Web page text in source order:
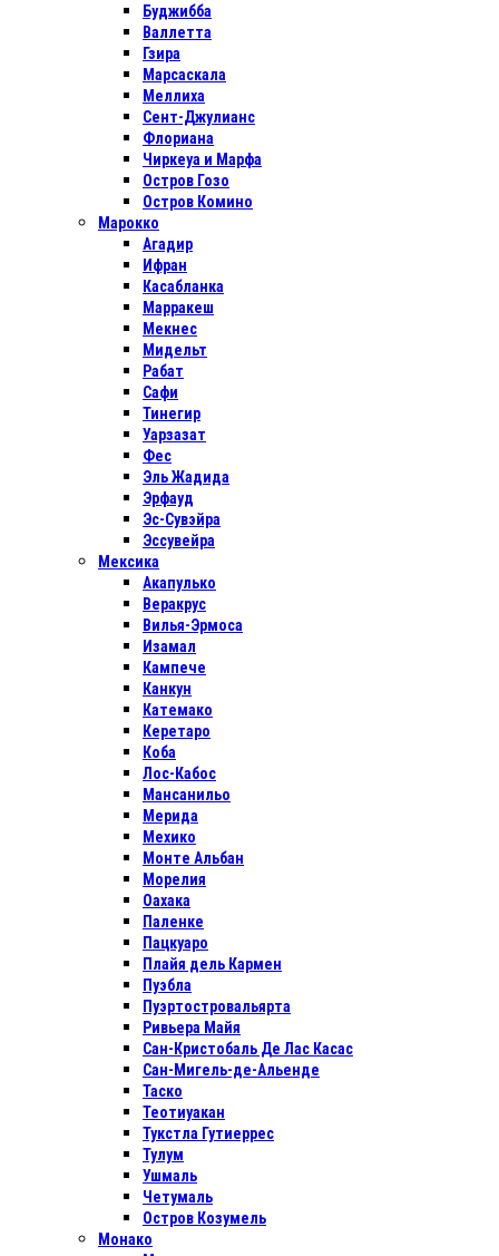
Буджибба
Валлетта
Гзира
Марсаскала
Меллиха
Сент-Джулианс
Флориана
Чиркеуа и Марфа
Остров Гозо
Остров Комино
Марокко
Агадир
Ифран
Касабланка
Марракеш
Мекнес
Мидельт
Рабат
Сафи
Тинегир
Уарзазат
Фес
Эль Жадида
Эрфауд
Эс-Сувэйра
Эссувейра
Мексика
Акапулько
Веракрус
Вилья-Эрмоса
Изамал
Кампече
Канкун
Катемако
Керетаро
Коба
Лос-Кабос
Мансанильо
Мерида
Мехико
Монте Альбан
Морелия
Оахака
Паленке
Пацкуаро
Плайя дель Кармен
Пуэбла
Пуэртостровальярта
Ривьера Майя
Сан-Кристобаль Де Лас Касас
Сан-Мигель-де-Альенде
Таско
Теотиуакан
Тукстла Гутиеррес
Тулум
Ушмаль
Четумаль
Остров Козумель
Монако